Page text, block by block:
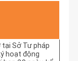
tại Sở Tư pháp
hoạt động